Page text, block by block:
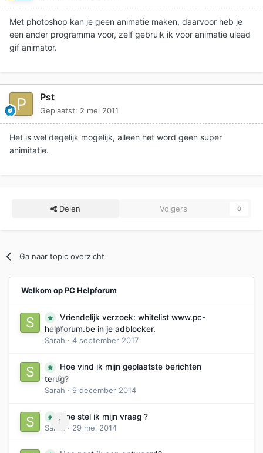
Met photoshop kan je geen animatie maken, daarvoor heb je
een ander programma voor, zelf gebruik ik voor animatie ulead
gif animator.
Pst
Geplaatst: 2 mei 2011
Het is wel degelijk mogelijk, alleen het word geen super
animitatie.
Delen Volgers 0
Ga naar topic overzicht
Welkom op PC Helpforum
0
Vriendelijk verzoek: whitelist www.pc-
helpforum.be in je adblocker.
Sarah · 4 september 2017
0
Hoe vind ik mijn geplaatste berichten
terug?
Sarah · 9 december 2014
1
Hoe stel ik mijn vraag ?
Sarah
· 29 mei 2014